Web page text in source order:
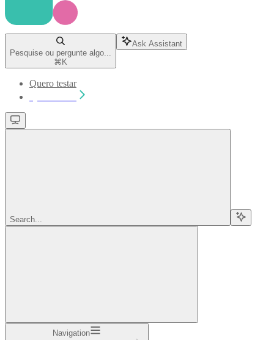
Pesquise ou pergunte algo...
⌘ K
Ask Assistant
Quero testar
Search...
Navigation